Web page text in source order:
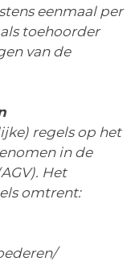
eenmaal per
toehoorder
van de
regels op het
in de
Het
omtrent: